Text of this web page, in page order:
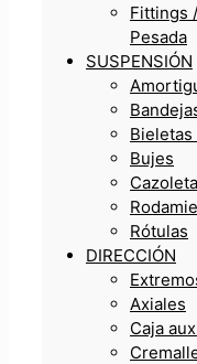
Fittings
Pesada
SUSPENSIÓN
Bujes
Rótulas
DIRECCIÓN
Axiales
Caja